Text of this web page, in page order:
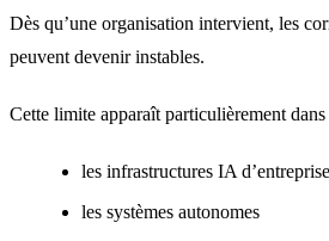
Dès qu’une organisation intervient, les
peuvent devenir instables.
Cette limite apparaît particulièrement dans
les infrastructures IA d’entreprise
les systèmes autonomes